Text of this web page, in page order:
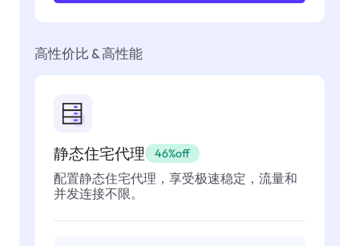
高性价比 & 高性能
静态住宅代理 46%off
配置静态住宅代理，享受极速稳定，流量和
并发连接不限。